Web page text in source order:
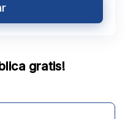
gratis!